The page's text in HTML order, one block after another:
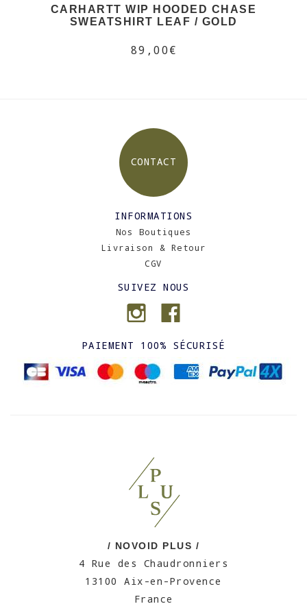
CARHARTT WIP HOODED CHASE
SWEATSHIRT LEAF / GOLD
89,00€
CONTACT
INFORMATIONS
Nos Boutiques
Livraison & Retour
CGV
SUIVEZ NOUS
PAIEMENT 100% SÉCURISÉ
/ NOVOID PLUS /
4 Rue des Chaudronniers
13100 Aix-en-Provence
France